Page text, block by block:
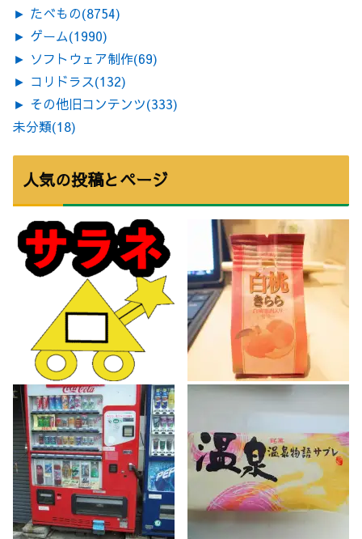
► たべもの(8754)
► ゲーム(1990)
► ソフトウェア制作(69)
► コリドラス(132)
► その他旧コンテンツ(333)
未分類(18)
人気の投稿とページ